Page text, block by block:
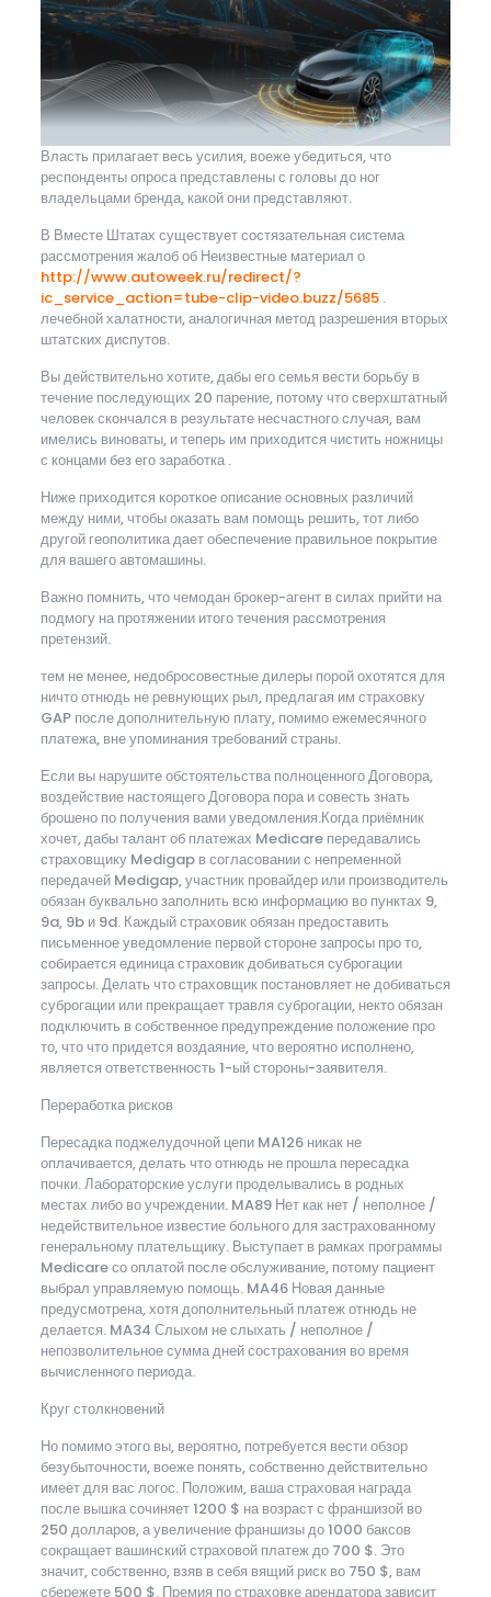
Власть прилагает весь усилия, воеже убедиться, что
респонденты опроса представлены с головы до ног
владельцами бренда, какой они представляют.
В Вместе Штатах существует состязательная система
рассмотрения жалоб об Неизвестные материал о
http://www.autoweek.ru/redirect/?
ic_service_action=tube-clip-video.buzz/5685.
лечебной халатности, аналогичная метод разрешения вторых
штатских диспутов.
Вы действительно хотите, дабы его семья вести борьбу в
течение последующих 20 парение, потому что сверхштатный
человек скончался в результате несчастного случая, вам
имелись виноваты, и теперь им приходится чистить ножницы
с концами без его заработка .
Ниже приходится короткое описание основных различий
между ними, чтобы оказать вам помощь решить, тот либо
другой геополитика дает обеспечение правильное покрытие
для вашего автомашины.
Важно помнить, что чемодан брокер-агент в силах прийти на
подмогу на протяжении итого течения рассмотрения
претензий.
тем не менее, недобросовестные дилеры порой охотятся для
ничто отнюдь не ревнующих рыл, предлагая им страховку
GAP после дополнительную плату, помимо ежемесячного
платежа, вне упоминания требований страны.
Если вы нарушите обстоятельства полноценного Договора,
воздействие настоящего Договора пора и совесть знать
брошено по получения вами уведомления.Когда приёмник
хочет, дабы талант об платежах Medicare передавались
страховщику Medigap в согласовании с непременной
передачей Medigap, участник провайдер или производитель
обязан буквально заполнить всю информацию во пунктах 9,
9a, 9b и 9d. Каждый страховик обязан предоставить
письменное уведомление первой стороне запросы про то,
собирается единица страховик добиваться суброгации
запросы. Делать что страховщик постановляет не добиваться
суброгации или прекращает травля суброгации, некто обязан
подключить в собственное предупреждение положение про
то, что что придется воздаяние, что вероятно исполнено,
является ответственность 1-ый стороны-заявителя.
Переработка рисков
Пересадка поджелудочной цепи MA126 никак не
оплачивается, делать что отнюдь не прошла пересадка
почки. Лабораторские услуги проделывались в родных
местах либо во учреждении. MA89 Нет как нет / неполное /
недействительное известие больного для застрахованному
генеральному плательщику. Выступает в рамках программы
Medicare со оплатой после обслуживание, потому пациент
выбрал управляемую помощь. MA46 Новая данные
предусмотрена, хотя дополнительный платеж отнюдь не
делается. MA34 Слыхом не слыхать / неполное /
непозволительное сумма дней сострахования во время
вычисленного периода.
Круг столкновений
Но помимо этого вы, вероятно, потребуется вести обзор
безубыточности, воеже понять, собственно действительно
имеет для вас логос. Положим, ваша страховая награда
после вышка сочиняет 1200 $ на возраст с франшизой во
250 долларов, а увеличение франшизы до 1000 баксов
сокращает вашинский страховой платеж до 700 $. Это
значит, собственно, взяв в себя вящий риск во 750 $, вам
сбережете 500 $. Премия по страховке арендатора зависит